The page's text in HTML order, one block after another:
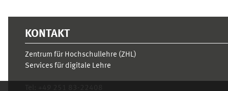
KONTAKT
Zentrum für Hochschullehre (ZHL)
Services für digitale Lehre